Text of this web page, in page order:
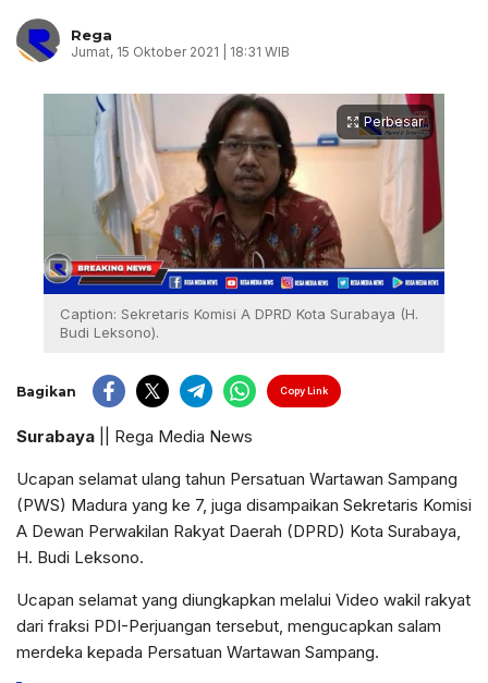
Rega
Jumat, 15 Oktober 2021 | 18:31 WIB
Perbesar
Caption: Sekretaris Komisi A DPRD Kota Surabaya (H.
Budi Leksono).
Bagikan Copy Link
Surabaya || Rega Media News
Ucapan selamat ulang tahun Persatuan Wartawan Sampang
(PWS) Madura yang ke 7, juga disampaikan Sekretaris Komisi
A Dewan Perwakilan Rakyat Daerah (DPRD) Kota Surabaya,
H. Budi Leksono.
Ucapan selamat yang diungkapkan melalui Video wakil rakyat
dari fraksi PDI-Perjuangan tersebut, mengucapkan salam
merdeka kepada Persatuan Wartawan Sampang.